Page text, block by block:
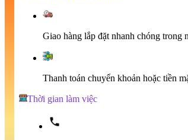
Giao hàng lắp đặt nhanh chóng trong
Thanh toán chuyển khoản hoặc tiền
Thời gian làm việc